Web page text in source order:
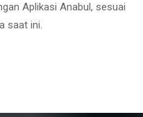
Aplikasi Anabul, sesuai
saat ini.